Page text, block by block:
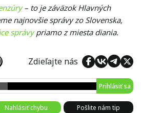
– to je záväzok Hlavných
najnovšie správy zo Slovenska,
správypriamo z miesta diania.
Zdieľajte nás
Prihlásiť sa
Nahlásiť chybu Pošlite nám tip